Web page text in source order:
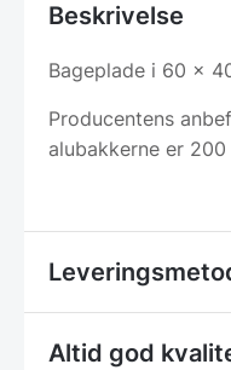
Beskrivelse
Bageplade i 60 x
Producentens
alubakkerne er
Altid god